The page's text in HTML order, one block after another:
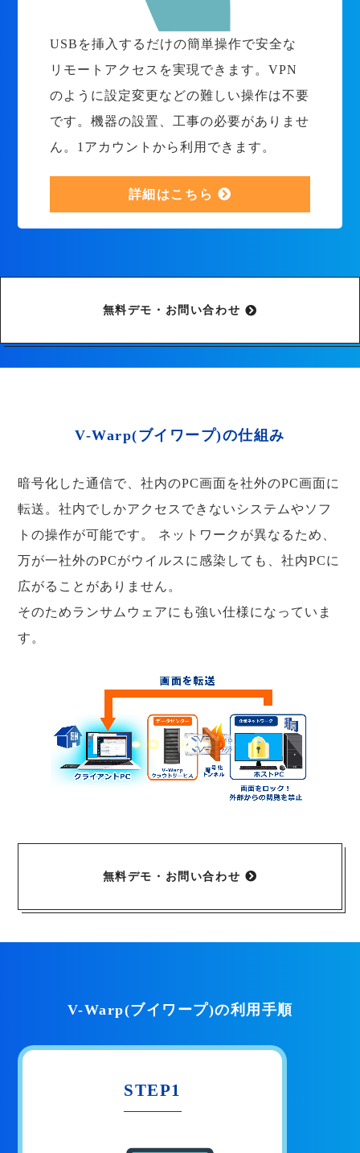
USBを挿入するだけの簡単操作で安全な
リモートアクセスを実現できます。VPN
のように設定変更などの難しい操作は不要
です。機器の設置、工事の必要がありませ
ん。1アカウントから利用できます。
詳細はこちら
無料デモ・お問い合わせ
V-Warp(ブイワープ)の仕組み
暗号化した通信で、社内のPC画面を社外のPC画面に
転送。社内でしかアクセスできないシステムやソフ
トの操作が可能です。
ネットワークが異なるため、
万が一社外のPCがウイルスに感染しても、社内PCに
広がることがありません。
そのためランサムウェアにも強い仕様になっていま
す。
無料デモ・お問い合わせ
V-Warp(ブイワープ)の利用手順
STEP1